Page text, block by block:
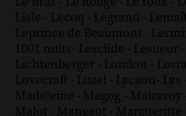
Lisle - Lecoq - Legrand -
Leprince de Beaumont -
1001 nuits- Lesclide - Lesueur -
Lichtenberger - London -
Lovecraft - Luzel - Lycaon- Lys -
Madeleine - Magog - Maizeroy
Malot - Mangeot - Margueritte